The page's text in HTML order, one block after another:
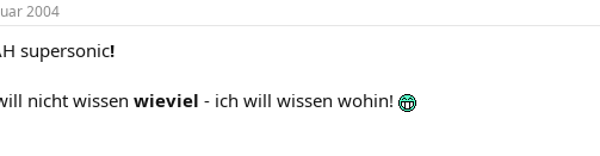
2004
supersonic!
nicht wissen wieviel - ich will wissen wohin!